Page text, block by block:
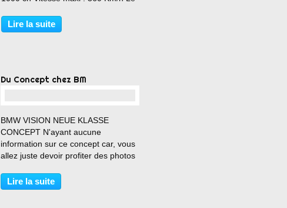
997 Nm Prix : (env.) 2 000 000 € HT
+ 200 000 € pour l'option Speedster
Lire la suite
Du Concept chez BM
BMW VISION NEUE KLASSE
CONCEPT N'ayant aucune
information sur ce concept car, vous
allez juste devoir profiter des photos
plus de ce modèle fort sympathique
😉 : https://www.bmw.fr/fr/plus-de-
Lire la suite